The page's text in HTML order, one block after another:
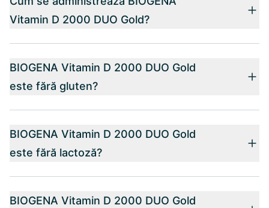
Vitamin D 2000 DUO Gold?
BIOGENA Vitamin D 2000 DUO Gold
este fără gluten?
BIOGENA Vitamin D 2000 DUO Gold
este fără lactoză?
BIOGENA Vitamin D 2000 DUO Gold